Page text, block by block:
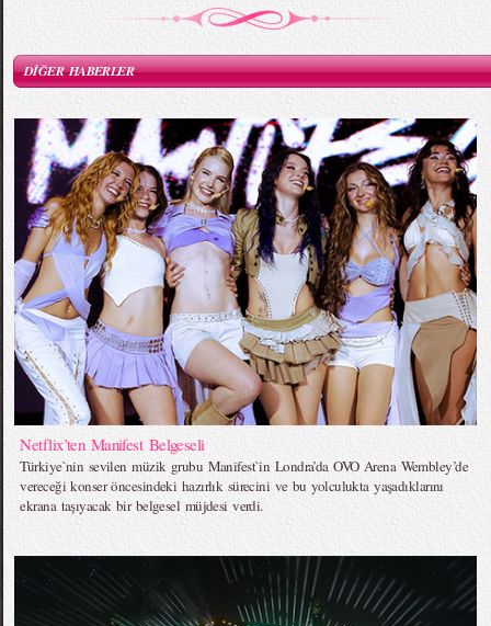
DİĞER HABERLER
Netflix’ten Manifest Belgeseli
Türkiye`nin sevilen müzik grubu Manifest`in Londra’da OVO Arena Wembley’de
vereceği konser öncesindeki hazırlık sürecini ve bu yolculukta yaşadıklarını
ekrana taşıyacak bir belgesel müjdesi verdi.